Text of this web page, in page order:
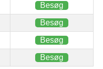
Besøg
Besøg
Besøg
Besøg